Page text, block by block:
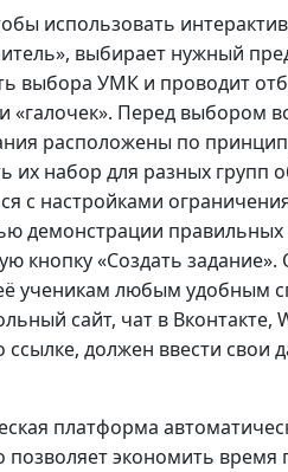
использовать
выбирает нужный
выбора УМК и проводит
«галочек». Перед выбором
расположены по
их набор для разных
с настройками
демонстрации
кнопку «Создать
ученикам любым удобным
сайт, чат в Вконтакте,
ссылке, должен ввести свои
платформа
позволяет экономить время